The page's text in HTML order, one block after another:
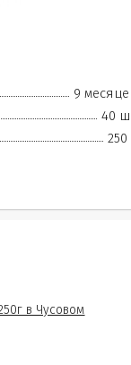
9
40
250